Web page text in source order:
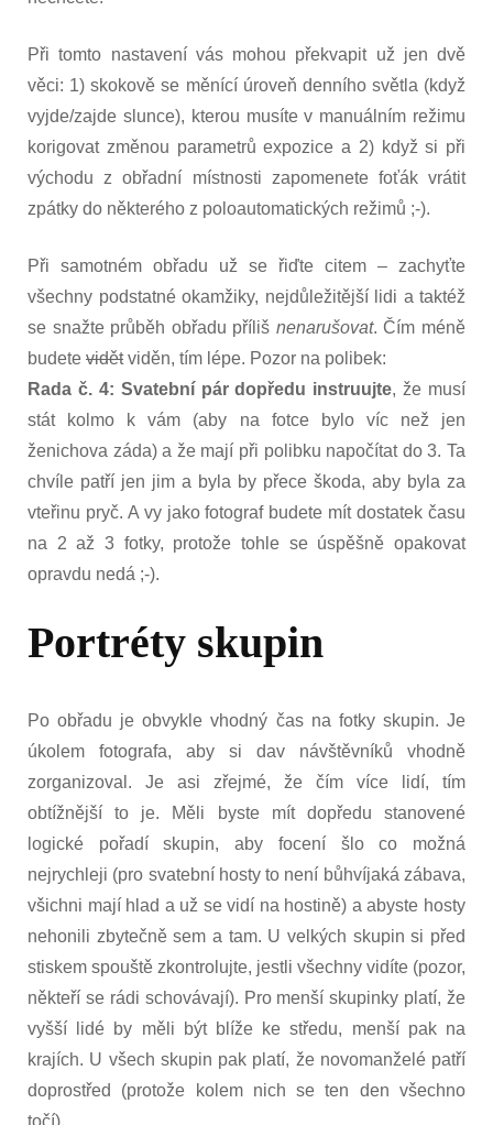
Při tomto nastavení vás mohou překvapit už jen dvě
věci: 1) skokově se měnící úroveň denního světla (když
vyjde/zajde slunce), kterou musíte v manuálním režimu
korigovat změnou parametrů expozice a 2) když si při
východu z obřadní místnosti zapomenete foťák vrátit
zpátky do některého z poloautomatických režimů ;-).
Při samotném obřadu už se řiďte citem – zachyťte
všechny podstatné okamžiky, nejdůležitější lidi a taktéž
se snažte průběh obřadu příliš nenarušovat. Čím méně
budete vidětviděn, tím lépe. Pozor na polibek:
Rada č. 4: Svatební pár dopředu instruujte, že musí
stát kolmo k vám (aby na fotce bylo víc než jen
ženichova záda) a že mají při polibku napočítat do 3. Ta
chvíle patří jen jim a byla by přece škoda, aby byla za
vteřinu pryč. A vy jako fotograf budete mít dostatek času
na 2 až 3 fotky, protože tohle se úspěšně opakovat
opravdu nedá ;-).
Portréty skupin
Po obřadu je obvykle vhodný čas na fotky skupin. Je
úkolem fotografa, aby si dav návštěvníků vhodně
zorganizoval. Je asi zřejmé, že čím více lidí, tím
obtížnější to je. Měli byste mít dopředu stanovené
logické pořadí skupin, aby focení šlo co možná
nejrychleji (pro svatební hosty to není bůhvíjaká zábava,
všichni mají hlad a už se vidí na hostině) a abyste hosty
nehonili zbytečně sem a tam. U velkých skupin si před
stiskem spouště zkontrolujte, jestli všechny vidíte (pozor,
někteří se rádi schovávají). Pro menší skupinky platí, že
vyšší lidé by měli být blíže ke středu, menší pak na
krajích. U všech skupin pak platí, že novomanželé patří
doprostřed (protože kolem nich se ten den všechno
točí).